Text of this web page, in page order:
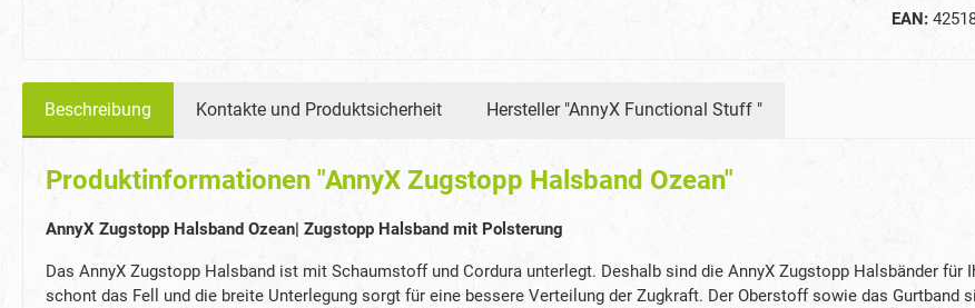
EAN:
Beschreibung Kontakte und Produktsicherheit Hersteller "AnnyX Functional Stuff "
Produktinformationen "AnnyX Zugstopp Halsband Ozean"
AnnyX Zugstopp Halsband Ozean| Zugstopp Halsband mit Polsterung
Das AnnyX Zugstopp Halsband ist mit Schaumstoff und Cordura unterlegt. Deshalb sind die AnnyX Zugstopp Halsbänder für
schont das Fell und die breite Unterlegung sorgt für eine bessere Verteilung der Zugkraft. Der Oberstoff sowie das Gurtband